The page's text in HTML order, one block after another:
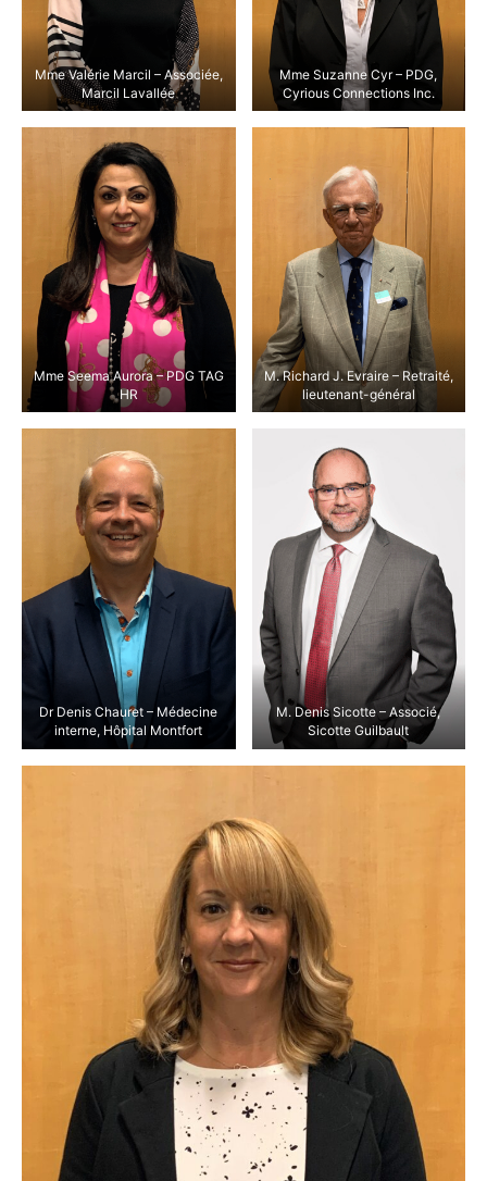
Mme Valérie Marcil – Associée,
Marcil Lavallée
Mme Suzanne Cyr – PDG,
Cyrious Connections Inc.
Mme Seema Aurora – PDG TAG
HR
M. Richard J. Evraire – Retraité,
lieutenant-général
Dr Denis Chauret – Médecine
interne, Hôpital Montfort
M. Denis Sicotte – Associé,
Sicotte Guilbault